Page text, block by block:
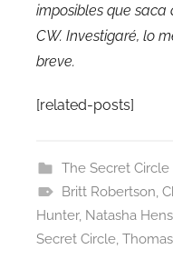
imposibles que
CW. Investigaré, lo
breve.
[related-posts]
The Secret Circle
Britt Robertson,
Hunter, Natasha
Secret Circle,